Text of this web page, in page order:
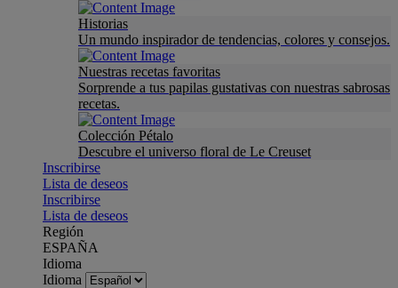
Historias
Un mundo inspirador de tendencias, colores y consejos.
Nuestras recetas favoritas
Sorprende a tus papilas gustativas con nuestras sabrosas
recetas.
Colección Pétalo
Descubre el universo floral de Le Creuset
Inscribirse
Lista de deseos
Inscribirse
Lista de deseos
Región
ESPAÑA
Idioma
Idioma